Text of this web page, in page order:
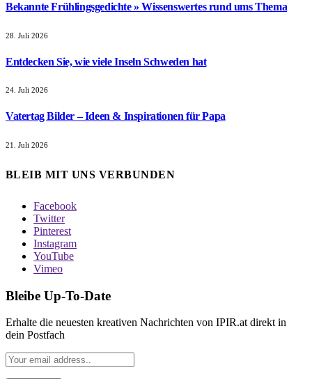
Bekannte Frühlingsgedichte » Wissenswertes rund ums Thema
28. Juli 2026
Entdecken Sie, wie viele Inseln Schweden hat
24. Juli 2026
Vatertag Bilder – Ideen & Inspirationen für Papa
21. Juli 2026
BLEIB MIT UNS VERBUNDEN
Facebook
Twitter
Pinterest
Instagram
YouTube
Vimeo
Bleibe Up-To-Date
Erhalte die neuesten kreativen Nachrichten von IPIR.at direkt in
dein Postfach